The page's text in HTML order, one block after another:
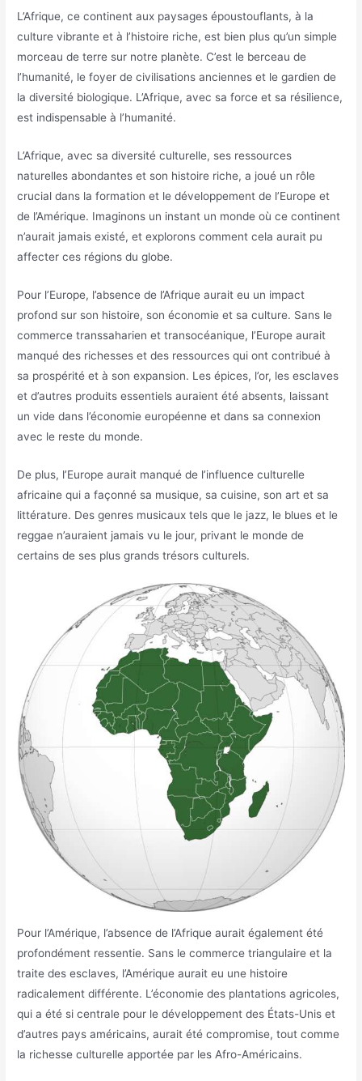
L’Afrique, ce continent aux paysages époustouflants, à la
culture vibrante et à l’histoire riche, est bien plus qu’un simple
morceau de terre sur notre planète. C’est le berceau de
l’humanité, le foyer de civilisations anciennes et le gardien de
la diversité biologique. L’Afrique, avec sa force et sa résilience,
est indispensable à l’humanité.
L’Afrique, avec sa diversité culturelle, ses ressources
naturelles abondantes et son histoire riche, a joué un rôle
crucial dans la formation et le développement de l’Europe et
de l’Amérique. Imaginons un instant un monde où ce continent
n’aurait jamais existé, et explorons comment cela aurait pu
affecter ces régions du globe.
Pour l’Europe, l’absence de l’Afrique aurait eu un impact
profond sur son histoire, son économie et sa culture. Sans le
commerce transsaharien et transocéanique, l’Europe aurait
manqué des richesses et des ressources qui ont contribué à
sa prospérité et à son expansion. Les épices, l’or, les esclaves
et d’autres produits essentiels auraient été absents, laissant
un vide dans l’économie européenne et dans sa connexion
avec le reste du monde.
De plus, l’Europe aurait manqué de l’influence culturelle
africaine qui a façonné sa musique, sa cuisine, son art et sa
littérature. Des genres musicaux tels que le jazz, le blues et le
reggae n’auraient jamais vu le jour, privant le monde de
certains de ses plus grands trésors culturels.
Pour l’Amérique, l’absence de l’Afrique aurait également été
profondément ressentie. Sans le commerce triangulaire et la
traite des esclaves, l’Amérique aurait eu une histoire
radicalement différente. L’économie des plantations agricoles,
qui a été si centrale pour le développement des États-Unis et
d’autres pays américains, aurait été compromise, tout comme
la richesse culturelle apportée par les Afro-Américains.